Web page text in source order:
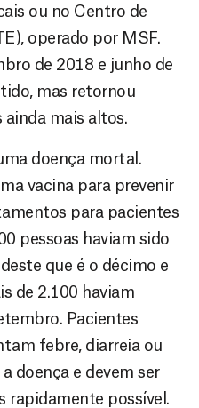
ou no Centro de
operado por MSF.
de 2018 e junho de
mas retornou
mais altos.
doença mortal.
vacina para prevenir
para pacientes
pessoas haviam sido
que é o décimo e
de 2.100 haviam
Pacientes
febre, diarreia ou
doença e devem ser
rapidamente possível.